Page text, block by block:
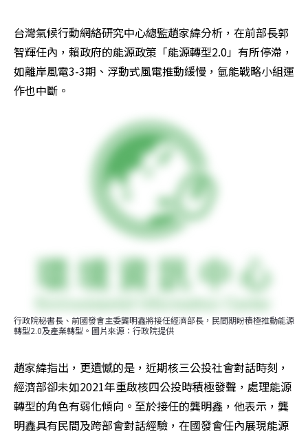
台灣氣候行動網絡研究中心總監趙家緯分析，在前部長郭
智輝任內，賴政府的能源政策「能源轉型2.0」有所停滯，
如離岸風電3-3期、浮動式風電推動緩慢，氫能戰略小組運
作也中斷。
行政院秘書長、前國發會主委龔明鑫將接任經濟部長，民間期盼積極推動能源
轉型2.0及產業轉型。圖片來源：行政院提供
趙家緯指出，更遺憾的是，近期核三公投社會對話時刻，
經濟部卻未如2021年重啟核四公投時積極發聲，處理能源
轉型的角色有弱化傾向。至於接任的龔明鑫，他表示，龔
明鑫具有民間及跨部會對話經驗，在國發會任內展現能源